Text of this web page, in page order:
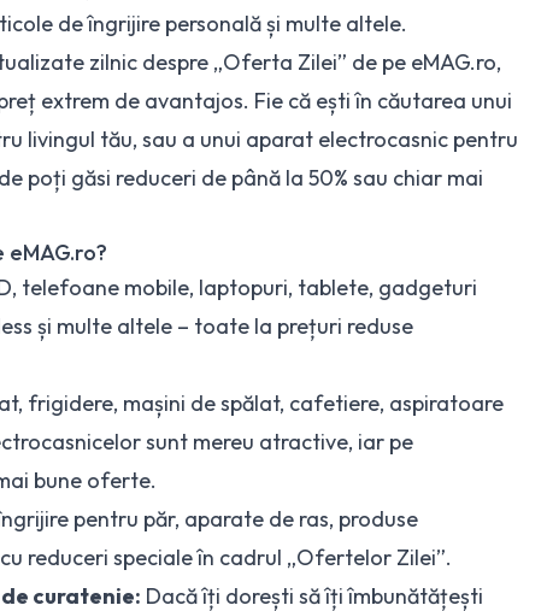
de îngrijire personală și multe altele.
zilnic despre „Oferta Zilei” de pe eMAG.ro,
extrem de avantajos. Fie că ești în căutarea unui
livingul tău, sau a unui aparat electrocasnic pentru
poți găsi reduceri de până la 50% sau chiar mai
telefoane mobile, laptopuri, tablete, gadgeturi
și multe altele – toate la prețuri reduse
frigidere, mașini de spălat, cafetiere, aspiratoare
sunt mereu atractive, iar pe
bune oferte.
pentru păr, aparate de ras, produse
reduceri speciale în cadrul „Ofertelor Zilei”.
curatenie: Dacă îți dorești să îți îmbunătățești